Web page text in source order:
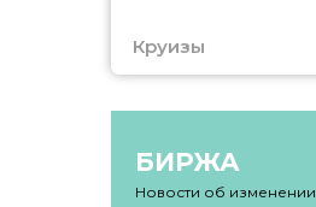
Круизы
БИРЖА
Новости об изменении